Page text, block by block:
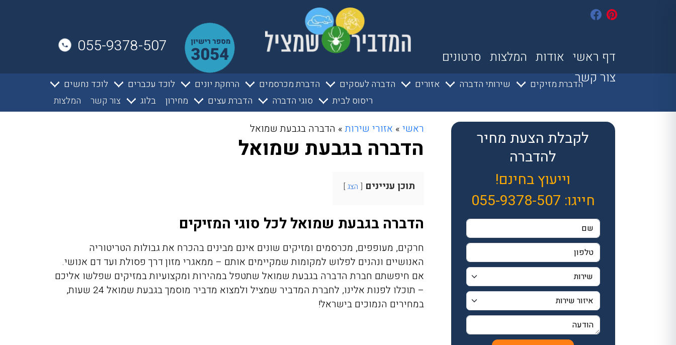
דף ראשי אודות המלצות סרטונים
צור קשר
055-9378-507
הדברת מזיקים שירותי הדברה אזורים הדברה לעסקים הדברת מכרסמים הרחקת יונים לוכד עכברים
לוכד נחשים
ריסוס לבית
סוגי הדברה הדברת עצים מחירון בלוג צור קשר המלצות
לקבלת הצעת מחיר
להדברה
וייעוץ בחינם!
חייגו: 055-9378-507
ראשי » אזורי שירות» הדברה בגבעת שמואל
הדברה בגבעת שמואל
תוכן עניינים הצג
הדברה בגבעת שמואל לכל סוגי המזיקים
חרקים, מעופפים, מכרסמים ומזיקים שונים אינם מבינים בהכרח את גבולות הטריטוריה
האנושיים ונהנים לפלוש למקומות שמקיימים אותם – ממאגרי מזון דרך פסולת ועד דם אנושי.
אם חיפשתם חברת הדברה בגבעת שמואל שתטפל במהירות ומקצועיות במזיקים שפלשו אליכם
– תוכלו לפנות אלינו, לחברת המדביר שמציל ולמצוא מדביר מוסמך בגבעת שמואל 24 שעות,
במחירים הנמוכים בישראל!